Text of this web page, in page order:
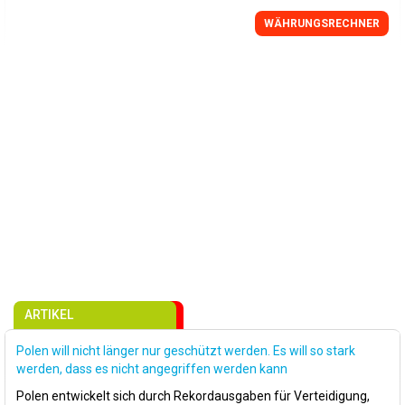
WÄHRUNGSRECHNER
ARTIKEL
Polen will nicht länger nur geschützt werden. Es will so stark
werden, dass es nicht angegriffen werden kann
Polen entwickelt sich durch Rekordausgaben für Verteidigung,